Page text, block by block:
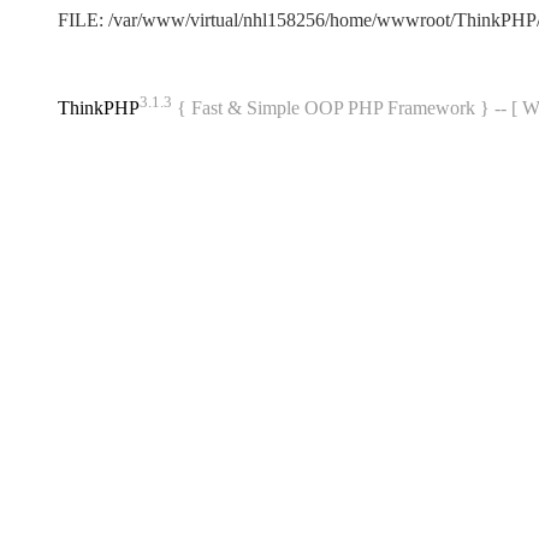
FILE: /var/www/virtual/nhl158256/home/wwwroot/
ThinkPHP3.1.3 { Fast & Simple OOP PHP Framework } -- [